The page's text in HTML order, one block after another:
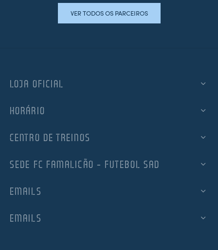
VER TODOS OS PARCEIROS
LOJA OFICIAL
HORÁRIO
CENTRO DE TREINOS
SEDE FC FAMALICÃO – FUTEBOL SAD
EMAILS
EMAILS